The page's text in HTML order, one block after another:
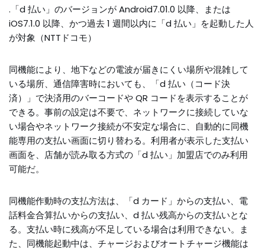
.「d 払い」のバージョンが Android7.01.0 以降、または
iOS7.1.0 以降、かつ過去 1 週間以内に「d 払い」を起動した人
が対象（NTTドコモ）
同機能により、地下などの電波が届きにくい場所や混雑して
いる場所、通信障害時においても、「d 払い（コード決
済）」で決済用のバーコードや QR コードを表示することが
できる。事前の設定は不要で、ネットワークに接続していな
い場合やネットワーク接続が不安定な場合に、自動的に同機
能専用の支払い画面に切り替わる。利用者が表示した支払い
画面を、店舗が読み取る方式の「d 払い」加盟店でのみ利用
可能だ。
同機能作動時の支払方法は、「d カード」からの支払い、電
話料金合算払いからの支払い、d 払い残高からの支払いとな
る。支払い時に残高が不足している場合は利用できない。ま
た、同機能起動中は、チャージおよびオートチャージ機能は